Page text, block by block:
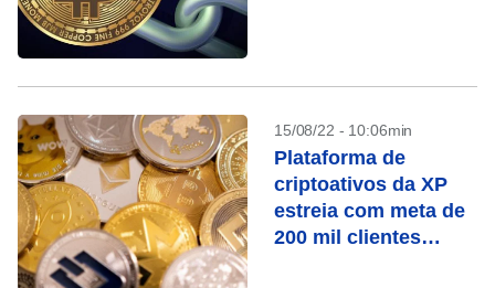
15/08/22 - 10:06min
Plataforma de
criptoativos da XP
estreia com meta de
200 mil clientes